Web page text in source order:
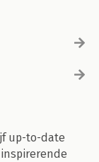
up-to-date